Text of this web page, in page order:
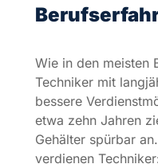
ca. 3.000
Gehalt für
weiteren
Die